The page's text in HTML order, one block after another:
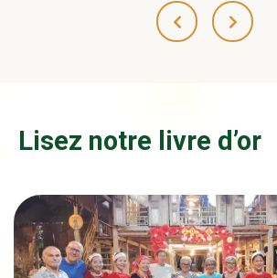
Lisez notre livre d’or